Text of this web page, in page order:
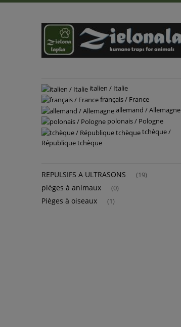
italien / Italie
français / France
allemand / Allemagne
polonais / Pologne
tchèque /
République tchèque
REPULSIFS A ULTRASONS (19)
pièges à animaux (0)
Pièges à oiseaux (1)